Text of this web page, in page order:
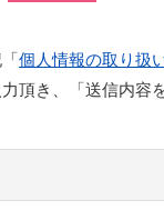
個人情報の取り扱
頂き、「送信内容